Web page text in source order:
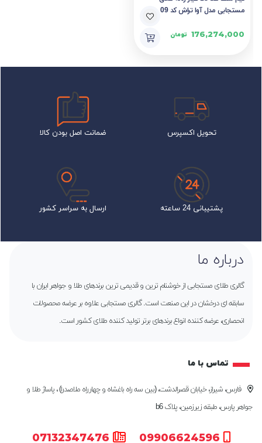
مستجابی مدل آوا تراش کد 09
176,274,000 تومان
تحویل اکسپرس ضمانت اصل بودن کالا
پشتیبانی 24 ساعته ارسال به سراسر کشور
درباره ما
گالری طلای مستجابی از خوشنام ترین و قدیمی ترین برندهای طلا و جواهر ایران با
سابقه ای درخشان در این صنعت است. گالری مستجابی علاوه بر عرضه محصولات
انحصاری، عرضه کننده انواع برندهای برتر تولید کننده طلای کشور است.
تماس با ما
فارس، شیراز، خیابان قصرالدشت، (بین سه راه باغشاه و چهارراه ملاصدرا) ، پاساژ طلا و
جواهر پارس، طبقه زیرزمین، پلاک b6